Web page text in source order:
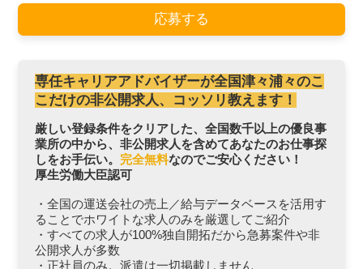
応募する
専任キャリアアドバイザーが全国津々浦々のこ
こだけの非公開求人、コッソリ教えます！
厳しい登録条件をクリアした、全国数千以上の優良事
業所の中から、非公開求人を含めてあなたのお仕事探
しをお手伝い。 完全無料なのでご安心ください！
厚生労働大臣認可
・全国の運送会社の売上／給与データベースを活用す
ることでホワイトな求人のみを厳選してご紹介
・すべての求人が100%独自開拓だから急募案件や非
公開求人が多数
・正社員のみ。派遣は一切掲載しません